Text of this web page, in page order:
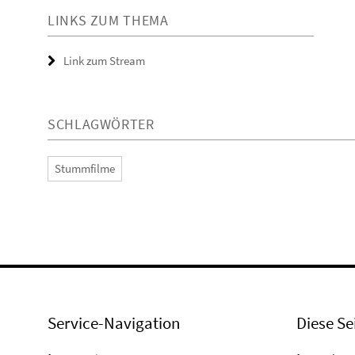
LINKS ZUM THEMA
Link zum Stream
SCHLAGWÖRTER
Stummfilme
Service-Navigation Diese